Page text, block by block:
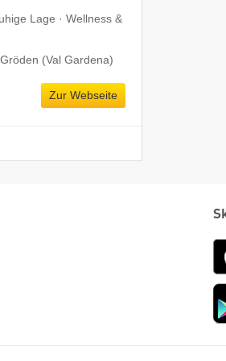
Lage · Wellness &
(Val Gardena)
Zur Webseite